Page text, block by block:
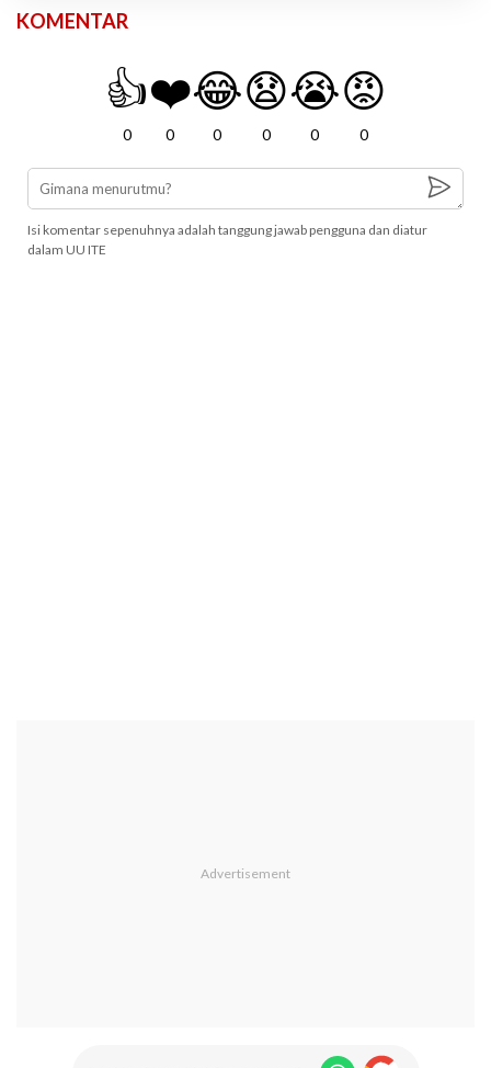
KOMENTAR
👍
0
❤️
0
😂
0
😧
0
😭
0
😡
0
Isi komentar sepenuhnya adalah tanggung jawab pengguna dan diatur
dalam UU ITE